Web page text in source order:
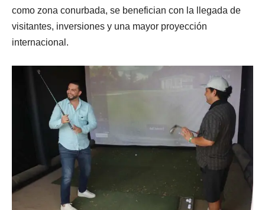
como zona conurbada, se benefician con la llegada de
visitantes, inversiones y una mayor proyección
internacional.